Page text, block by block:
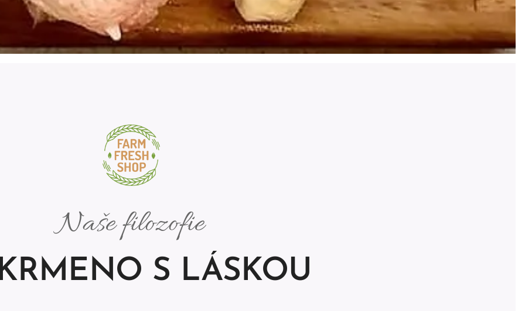
Naše filozofie
S LÁSKOU